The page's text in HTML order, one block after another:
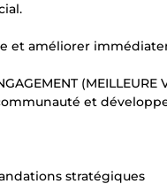
et améliorer
(MEILLEURE
et
stratégiques